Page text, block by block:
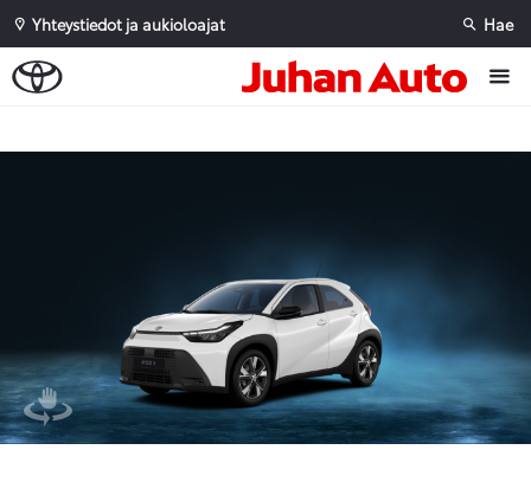
Yhteystiedot ja aukioloajat Hae